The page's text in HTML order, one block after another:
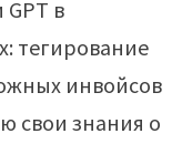
в
тегирование
инвойсов
свои знания о